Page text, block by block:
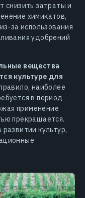
снизить затраты и
химикатов,
за использования
удобрений
вещества
культуре для
наиболее
в период
применение
прекращается.
культур,